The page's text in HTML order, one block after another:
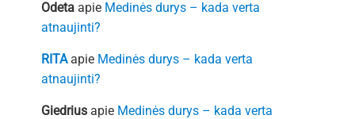
Odetaapie Medinės durys – kada verta
atnaujinti?
RITAapie Medinės durys – kada verta
atnaujinti?
Giedriusapie Medinės durys – kada verta